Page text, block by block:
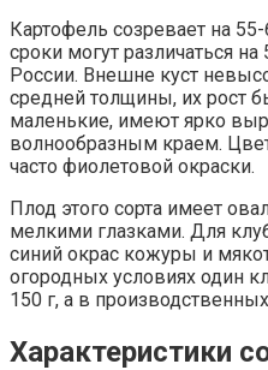
Картофель созревает на
сроки могут различаться
России. Внешне куст
средней толщины, их рост
маленькие, имеют ярко
волнообразным краем.
часто фиолетовой окраски.
Плод этого сорта имеет
мелкими глазками. Для
синий окрас кожуры и
огородных условиях один
150 г, а в
Характеристики